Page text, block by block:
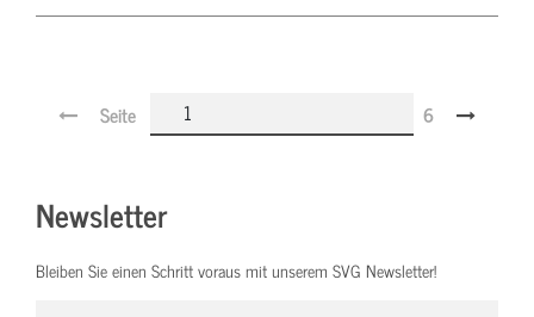
Seite 6
Newsletter
Bleiben Sie einen Schritt voraus mit unserem SVG Newsletter!